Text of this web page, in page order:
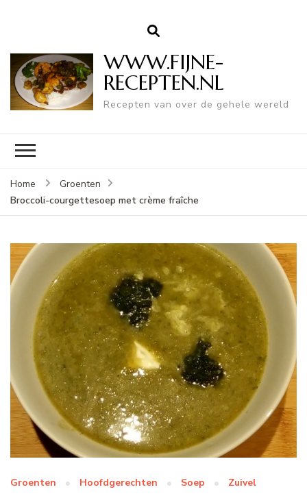
WWW.FIJNE-
RECEPTEN.NL
Recepten van over de gehele wereld
Home
Groenten
Broccoli-courgettesoep met crème fraîche
Groenten Hoofdgerechten Soep Zuivel